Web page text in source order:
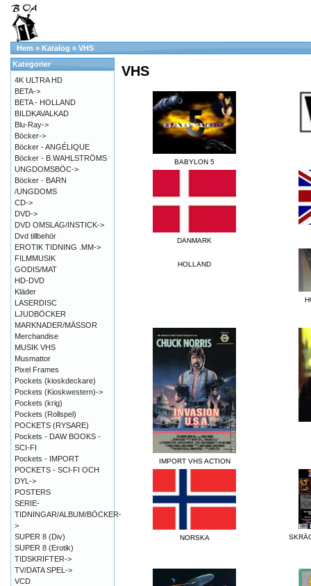
Hem » Katalog » VHS
VHS
BABYLON 5
DANMARK
HOLLAND
IMPORT VHS ACTION
NORSKA
Kategorier
4K ULTRA HD
BETA->
BETA - HOLLAND
BILDKAVALKAD
Blu-Ray->
Böcker->
Böcker - ANGÉLIQUE
Böcker - B.WAHLSTRÖMS
UNGDOMSBÖC->
Böcker - BARN
/UNGDOMS
CD->
DVD->
DVD OMSLAG/INSTICK->
Dvd tillbehör
EROTIK TIDNING .MM->
FILMMUSIK
GODIS/MAT
HD-DVD
Kläder
LASERDISC
LJUDBÖCKER
MARKNADER/MÄSSOR
Merchandise
MUSIK VHS
Musmattor
Pixel Frames
Pockets (kioskdeckare)
Pockets (Kioskwestern)->
Pockets (krig)
Pockets (Rollspel)
POCKETS (RYSARE)
Pockets - DAW BOOKS -
SCI-FI
Pockets - IMPORT
POCKETS - SCI-FI OCH
DYL->
POSTERS
SERIE-
TIDNINGAR/ALBUM/BÖCKER-
>
SUPER 8 (Div)
SUPER 8 (Erotik)
TIDSKRIFTER->
TV/DATA SPEL->
VCD